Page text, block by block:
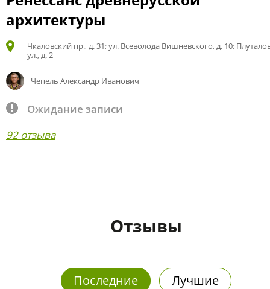
архитектуры
Чкаловский пр., д. 31; ул. Всеволода Вишневского, д. 10;
ул., д. 2
Чепель Александр Иванович
Ожидание записи
92 отзыва
Отзывы
Последние Лучшие